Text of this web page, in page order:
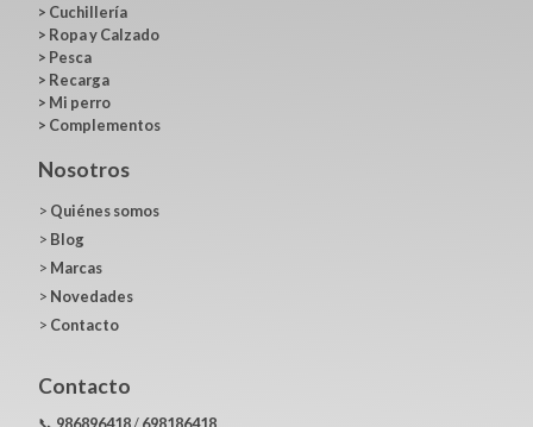
> Cuchillería
> Ropa y Calzado
> Pesca
> Recarga
> Mi perro
> Complementos
Nosotros
> Quiénes somos
> Blog
> Marcas
> Novedades
> Contacto
Contacto
📞 986896418/698186418